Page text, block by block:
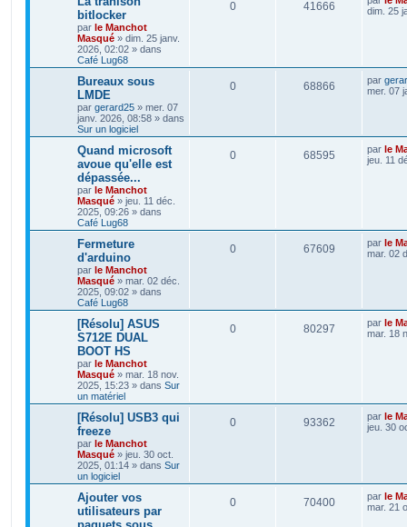
bitlocker
par le Manchot
Masqué » dim. 25 janv.
2026, 02:02 » dans
Café Lug68
0 41666
dim. 25
Bureaux sous
LMDE
par gerard25 » mer. 07
janv. 2026, 08:58 » dans
Sur un logiciel
0 68866 par
mer. 07
Quand microsoft
avoue qu'elle est
dépassée...
par le Manchot
Masqué » jeu. 11 déc.
2025, 09:26 » dans
Café Lug68
0 68595 par le
jeu. 11
Fermeture
d'arduino
par le Manchot
Masqué » mar. 02 déc.
2025, 09:02 » dans
Café Lug68
0 67609 par le
mar. 02
[Résolu] ASUS
S712E DUAL
BOOT HS
par le Manchot
Masqué » mar. 18 nov.
2025, 15:23 » dans Sur
un matériel
0 80297 par le
mar. 18
[Résolu] USB3 qui
freeze
par le Manchot
Masqué » jeu. 30 oct.
2025, 01:14 » dans Sur
un logiciel
0 93362 par le
jeu. 30
Ajouter vos
utilisateurs par
paquets sous
0 70400 par le
mar. 21